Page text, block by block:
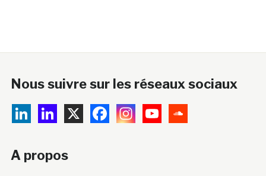
Nous suivre sur les réseaux sociaux
A propos